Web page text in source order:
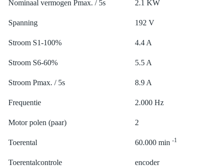
Nominaal vermogen Pmax. / 5s 2.1 KW
Spanning 192 V
Stroom S1-100% 4.4 A
Stroom S6-60% 5.5 A
Stroom Pmax. / 5s 8.9 A
Frequentie 2.000 Hz
Motor polen (paar) 2
Toerental 60.000 min -1
Toerentalcontrole encoder